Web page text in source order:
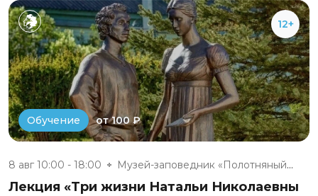
12+
Обучение от 100 ₽
8 авг 10:00 - 18:00 Музей-заповедник «Полотняный З...
Лекция «Три жизни Натальи Николаевны